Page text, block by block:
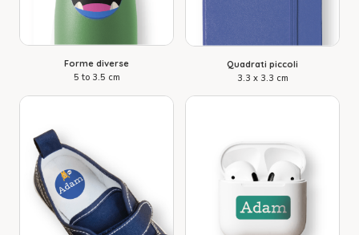
Forme diverse
5 to 3.5 cm
Quadrati piccoli
3.3 x 3.3 cm